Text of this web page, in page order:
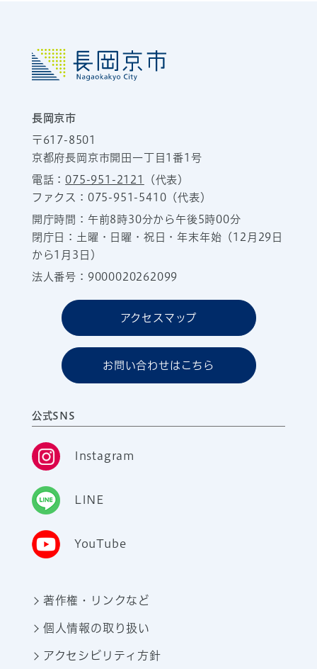
長岡京市
〒617-8501
京都府長岡京市開田一丁目1番1号
電話：075-951-2121
（代表）
ファクス：075-951-5410（代表）
開庁時間：午前8時30分から午後5時00分
閉庁日：土曜・日曜・祝日・年末年始（12月29日
から1月3日）
法人番号：9000020262099
アクセスマップ
お問い合わせはこちら
公式SNS
Instagram
LINE
YouTube
著作権・リンクなど
個人情報の取り扱い
アクセシビリティ方針